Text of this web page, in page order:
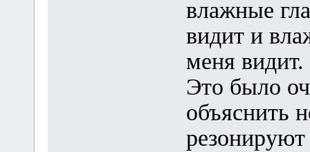
влажные
видит и
меня видит.
Это было
объяснить
резонируют